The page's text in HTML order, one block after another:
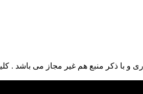
و با ذکر منبع هم غیر مجاز می باشد .